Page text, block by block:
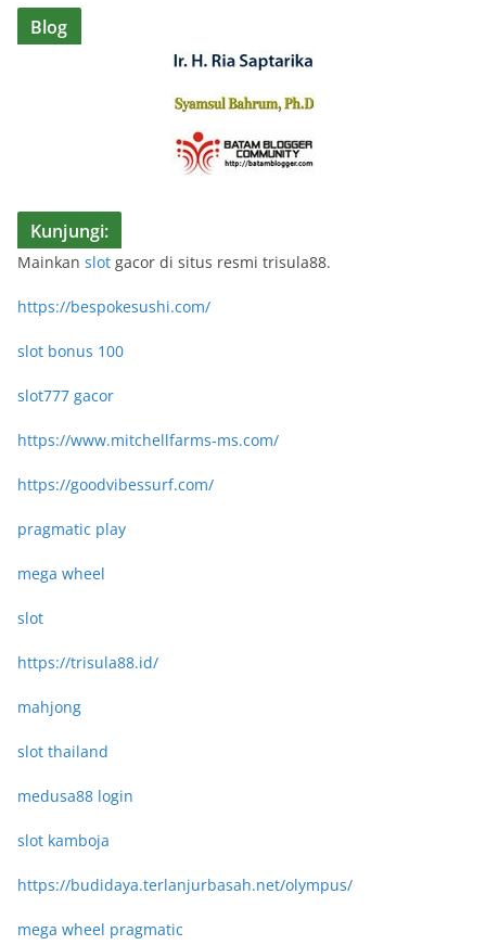
Blog
Kunjungi:
Mainkan slot gacor di situs resmi trisula88.
https://bespokesushi.com/
slot bonus 100
slot777 gacor
https://www.mitchellfarms-ms.com/
https://goodvibessurf.com/
pragmatic play
mega wheel
slot
https://trisula88.id/
mahjong
slot thailand
medusa88 login
slot kamboja
https://budidaya.terlanjurbasah.net/olympus/
mega wheel pragmatic